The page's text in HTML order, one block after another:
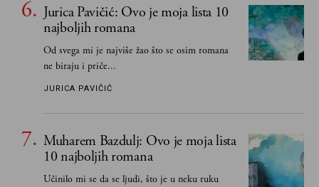
Jurica Pavičić: Ovo je moja lista 10
najboljih romana
Od svega mi je najviše žao što se osim romana
ne biraju i priče...
JURICA PAVIČIĆ
Muharem Bazdulj: Ovo je moja lista
10 najboljih romana
Učinilo mi se da se ljudi, što je u neku ruku